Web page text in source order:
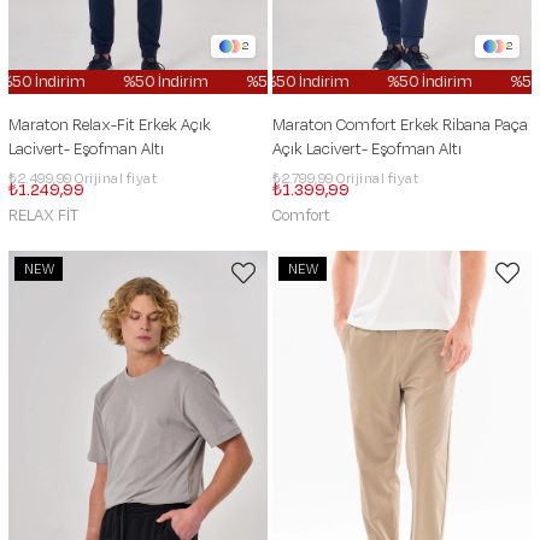
2
%50 İndirim %50 İndirim %50 İndirim %50 İndirim
%50
Maraton Relax-Fit Erkek Açık
Lacivert- Eşofman Altı
₺1.249,99
₺2.499,99
RELAX FİT
2
%50 İndirim %50 İndirim
Maraton Comfort Erkek Ribana Paça
Açık Lacivert- Eşofman Altı
₺1.399,99
₺2.799,99
Comfort
NEW
NEW